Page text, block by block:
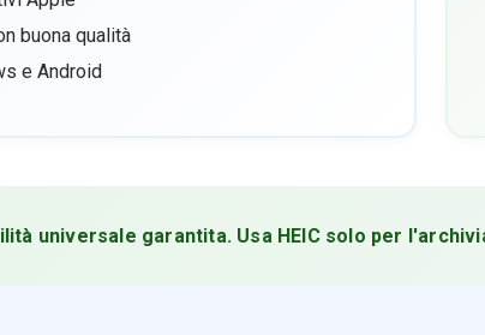
buona qualità
e Android
universale garantita. Usa HEIC solo per